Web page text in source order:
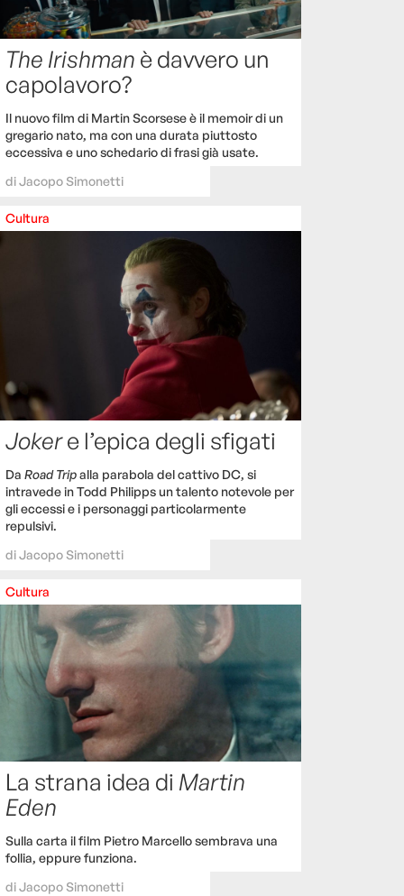
The Irishman è davvero un
capolavoro?
Il nuovo film di Martin Scorsese è il memoir di un
gregario nato, ma con una durata piuttosto
eccessiva e uno schedario di frasi già usate.
diJacopo Simonetti
Cultura
Jokere l’epica degli sfigati
Da Road Tripalla parabola del cattivo DC, si
intravede in Todd Philipps un talento notevole per
gli eccessi e i personaggi particolarmente
repulsivi.
diJacopo Simonetti
Cultura
La strana idea di Martin
Eden
Sulla carta il film Pietro Marcello sembrava una
follia, eppure funziona.
diJacopo Simonetti